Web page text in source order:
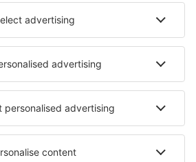
Hotels in Shediac
Hotels in Riviere-Rouge
Hotels in Laranjal Paulista